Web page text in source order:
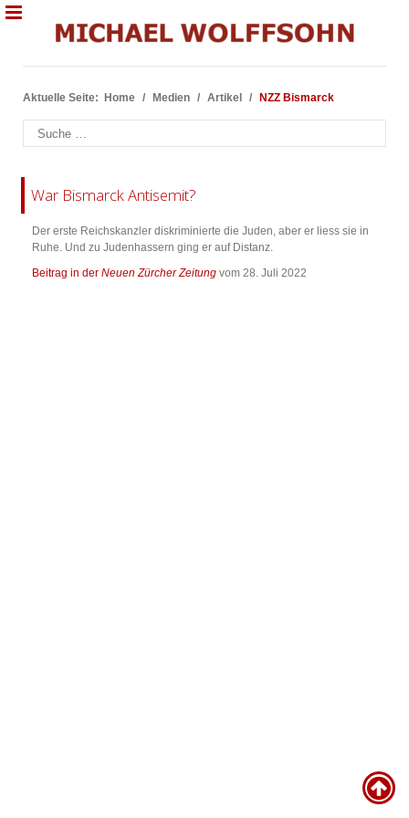
Aktuelle Seite: Home Medien Artikel NZZ Bismarck
Suchen
War Bismarck Antisemit?
Der erste Reichskanzler diskriminierte die Juden, aber er liess sie in
Ruhe. Und zu Judenhassern ging er auf Distanz.
Beitrag in der Neuen Zürcher Zeitung vom 28. Juli 2022